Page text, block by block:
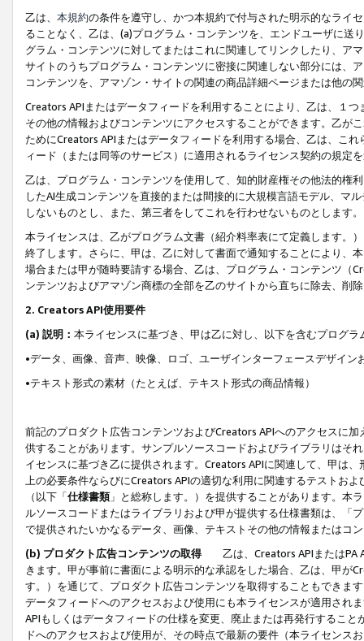
乙は、 本規約の条件を遵守し、かつ本規約で付与された明示的なライ
ることなく、乙は、(a)プログラム・コンテンツを、エンドユーザに
グラム・コンテンツに対してまたはこれに関連してリンクしたり、ア
サイトのうちプログラム・コンテンツに密接に関連しない部分には、
コンテンツを、アマゾン・サイトの関連の商品詳細ページまたは他の
Creators APIまたはデータフィードを利用することにより、乙は、１
その他の情報およびコンテンツにアクセスすることができます。乙が
ためにCreators APIまたはデータフィードを利用する場合、乙は、こ
ィード（または同等のサービス）に適用されるライセンス契約の規定
乙は、プログラム・コンテンツを使用して、知的財産権その他法的権
したAI生成コンテンツを直接的または間接的に大規模言語モデル、マ
しないものとし、また、第三者をしてこれを行わせないものとします。
本ライセンスは、乙がプログラム文書（紹介料率表にて定義します。
終了します。さらに、甲は、乙に対して書面で通知することにより、
場合または甲が随時要請する場合、乙は、プログラム・コンテンツ（
ンテンツおよびアマゾン商標の全部を乙のサイトから直ちに除去、削
2. Creators API使用要件
(a) 説明： 本ライセンスに基づき、甲は乙に対し、以下を含むプログ
•データ、画像、音声、映像、ロゴ、ユーザインターフェースデザイ
•テキスト形式の素材（たとえば、テキスト形式の商品情報）
前記のプロダクト広告コンテンツおよびCreators APIへのアクセスに
供することがあります。サンプルソースコードおよびライブラリはそ
イセンスに基づき乙に提供されます。Creators APIに関連して、甲は
上の必要条件ならびにCreators APIの適切な利用に関連するテストお
（以下「仕様書類」と総称します。）を提供することがあります。本
ルソースコードまたはライブラリおよび甲が提供する仕様書類は、「
で提供されたいかなるデータ、画像、テキストその他の情報またはコ
(b) プロダクト広告コンテンツの取得
乙は、Creators APIまたはPA
きます。甲が事前に書面による明示的な承認をした場合、乙は、甲が
す。）を通じて、プロダクト広告コンテンツを取得することもできま
データフィードへのアクセスおよび使用にも本ライセンスが適用され
APIもしくはデータフィードの仕様を変更、廃止または再発行するこ
ドへのアクセスおよび使用が、その時点で最新の要件（本ライセン